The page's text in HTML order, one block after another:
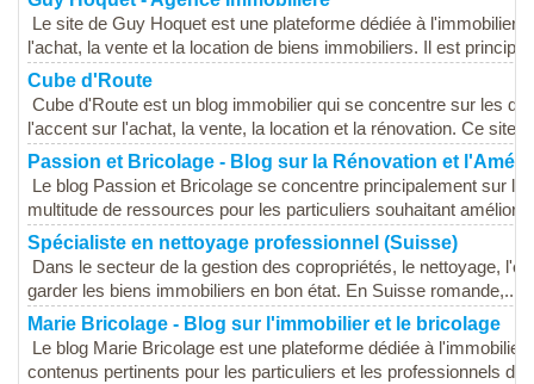
Le site de Guy Hoquet est une plateforme dédiée à
l'achat, la vente et la location de biens immobiliers. Il est
Cube d'Route
Cube d'Route est un blog immobilier qui se concentre sur les
l'accent sur l'achat, la vente, la location et la rénovation. Ce site
Passion et Bricolage - Blog sur la Rénovation et
Le blog Passion et Bricolage se concentre principalement sur
multitude de ressources pour les particuliers souhaitant
Spécialiste en nettoyage professionnel (Suisse)
Dans le secteur de la gestion des copropriétés, le nettoyage,
garder les biens immobiliers en bon état. En Suisse romande,...
Marie Bricolage - Blog sur l'immobilier et le bricolage
Le blog Marie Bricolage est une plateforme dédiée à
contenus pertinents pour les particuliers et les professionnels du